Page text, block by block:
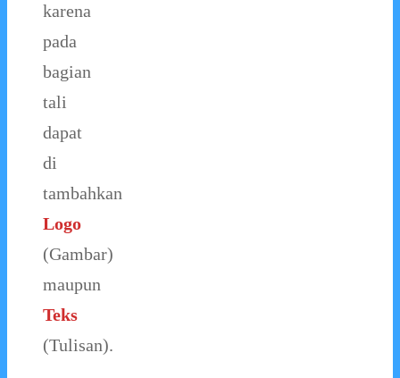
karena
pada
bagian
tali
dapat
di
tambahkan
Logo
(Gambar)
maupun
Teks
(Tulisan).